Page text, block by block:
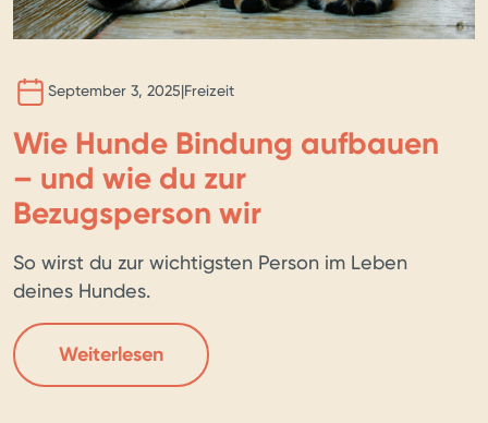
KIBILD
September 3, 2025|Freizeit
Wie Hunde Bindung aufbauen
– und wie du zur
Bezugsperson wir
So wirst du zur wichtigsten Person im Leben
deines Hundes.
Weiterlesen